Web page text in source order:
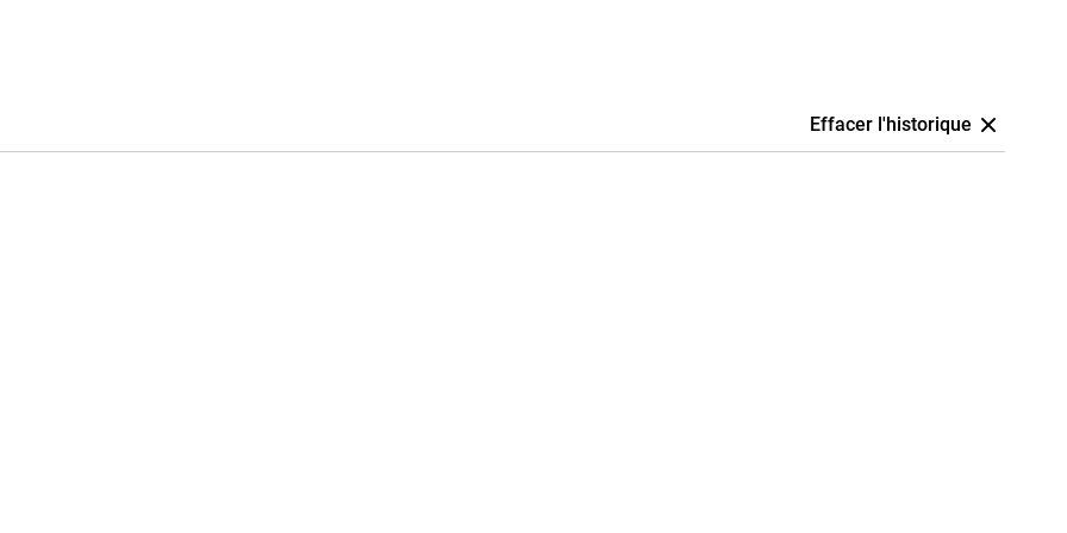
Cela signifie que vous pouvez
en un instant. Ainsi, vos
des fichiers d'un appareil à
Effacer l'historique